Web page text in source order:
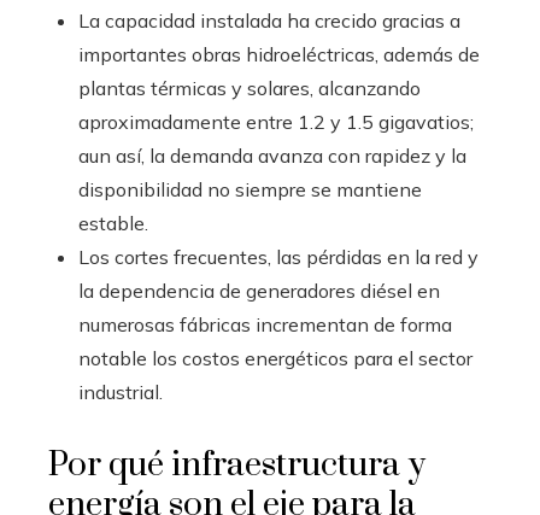
La capacidad instalada ha crecido gracias a
importantes obras hidroeléctricas, además de
plantas térmicas y solares, alcanzando
aproximadamente entre 1.2 y 1.5 gigavatios;
aun así, la demanda avanza con rapidez y la
disponibilidad no siempre se mantiene
estable.
Los cortes frecuentes, las pérdidas en la red y
la dependencia de generadores diésel en
numerosas fábricas incrementan de forma
notable los costos energéticos para el sector
industrial.
Por qué infraestructura y
energía son el eje para la